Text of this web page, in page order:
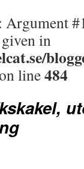
Argument
in
line484